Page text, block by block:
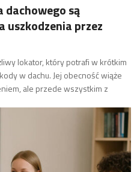
dachowego są
uszkodzenia przez
lokator, który potrafi w krótkim
w dachu. Jej obecność wiąże
ale przede wszystkim z